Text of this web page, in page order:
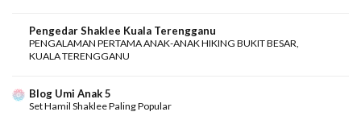
Pengedar Shaklee Kuala Terengganu
PENGALAMAN PERTAMA ANAK-ANAK HIKING BUKIT BESAR,
KUALA TERENGGANU
Blog Umi Anak 5
Set Hamil Shaklee Paling Popular